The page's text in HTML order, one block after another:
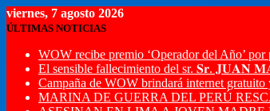
viernes, 7 agosto 2026
ÚLTIMAS NOTICIAS
WOW recibe premio ‘Operador del Año’
El sensible fallecimiento del sr. 𝐒𝐫.
Campaña de WOW brindará internet
MARINA DE GUERRA DEL PERÚ